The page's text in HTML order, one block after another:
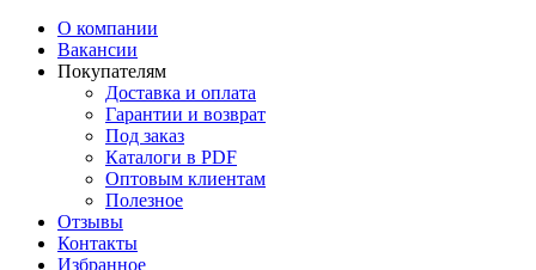
О компании
Вакансии
Покупателям
Доставка и оплата
Гарантии и возврат
Под заказ
Каталоги в PDF
Оптовым клиентам
Полезное
Отзывы
Контакты
Избранное